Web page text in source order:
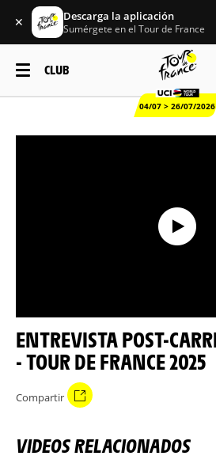
✕ Descarga la aplicación
Sumérgete en el Tour de France
CLUB
04/07 > 26/07/2026
ENTREVISTA POST-CARRERA - ETAPA 16
- TOUR DE FRANCE 2025
Compartir
VIDEOS RELACIONADOS